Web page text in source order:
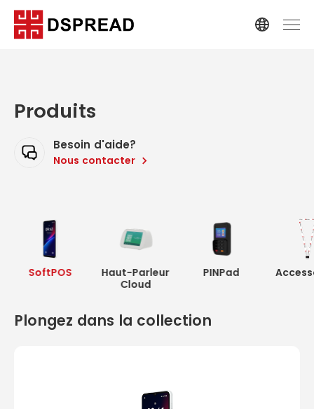
Produits
Besoin d'aide?
Nous contacter
SoftPOS
Haut-Parleur
Cloud
PINPad
Plongez dans la collection